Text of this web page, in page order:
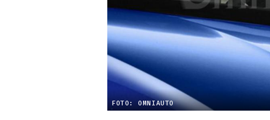
FOTO: OMNIAUTO